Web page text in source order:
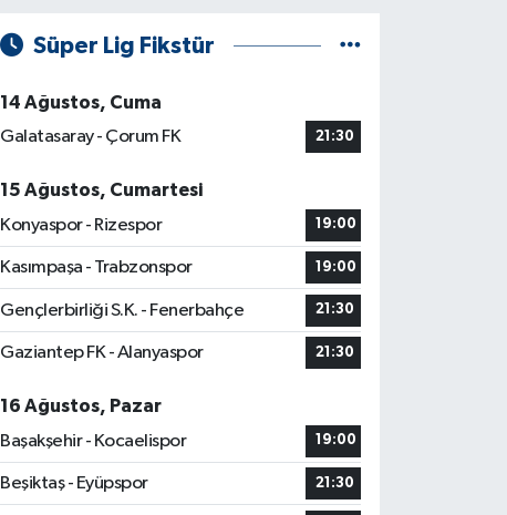
Süper Lig Fikstür
14 Ağustos, Cuma
Galatasaray - Çorum FK
21:30
15 Ağustos, Cumartesi
Konyaspor - Rizespor
19:00
Kasımpaşa - Trabzonspor 19:00
Gençlerbirliği S.K. - Fenerbahçe 21:30
Gaziantep FK - Alanyaspor 21:30
16 Ağustos, Pazar
Başakşehir - Kocaelispor
19:00
Beşiktaş - Eyüpspor 21:30